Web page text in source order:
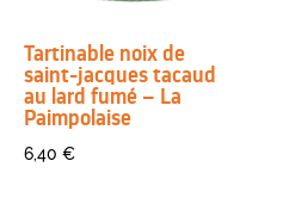
Tartinable noix de
saint-jacques tacaud
au lard fumé – La
Paimpolaise
6,40€